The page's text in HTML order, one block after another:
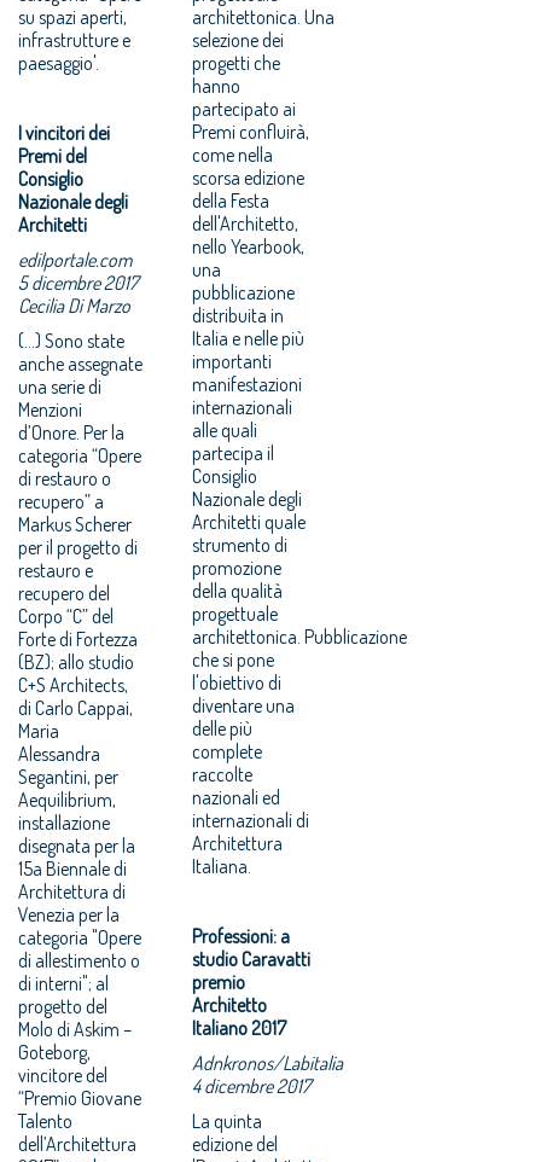
su spazi aperti,
infrastrutture e
paesaggio'.
I vincitori dei
Premi del
Consiglio
Nazionale degli
Architetti
edilportale.com
5 dicembre 2017
Cecilia Di Marzo
(...) Sono state
anche assegnate
una serie di
Menzioni
d’Onore. Per la
categoria “Opere
di restauro o
recupero” a
Markus Scherer
per il progetto di
restauro e
recupero del
Corpo “C” del
Forte di Fortezza
(BZ); allo studio
C+S Architects,
di Carlo Cappai,
Maria
Alessandra
Segantini, per
Aequilibrium,
installazione
disegnata per la
15a Biennale di
Architettura di
Venezia per la
categoria "Opere
di allestimento o
di interni"; al
progetto del
Molo di Askim –
Goteborg,
vincitore del
“Premio Giovane
Talento
dell’Architettura
architettonica. Una
selezione dei
progetti che
hanno
partecipato ai
Premi confluirà,
come nella
scorsa edizione
della Festa
dell'Architetto,
nello Yearbook,
una
pubblicazione
distribuita in
Italia e nelle più
importanti
manifestazioni
internazionali
alle quali
partecipa il
Consiglio
Nazionale degli
Architetti quale
strumento di
promozione
della qualità
progettuale
architettonica. Pubblicazione
che si pone
l'obiettivo di
diventare una
delle più
complete
raccolte
nazionali ed
internazionali di
Architettura
Italiana.
Professioni: a
studio Caravatti
premio
Architetto
Italiano 2017
Adnkronos/Labitalia
4 dicembre 2017
La quinta
edizione del